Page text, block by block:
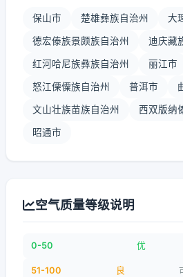
保山市 楚雄彝族自治州 大
德宏傣族景颇族自治州 迪庆藏
红河哈尼族彝族自治州 丽江市
怒江傈僳族自治州 普洱市
文山壮族苗族自治州 西双版纳
昭通市
空气质量等级说明
0-50 优
51-100 良